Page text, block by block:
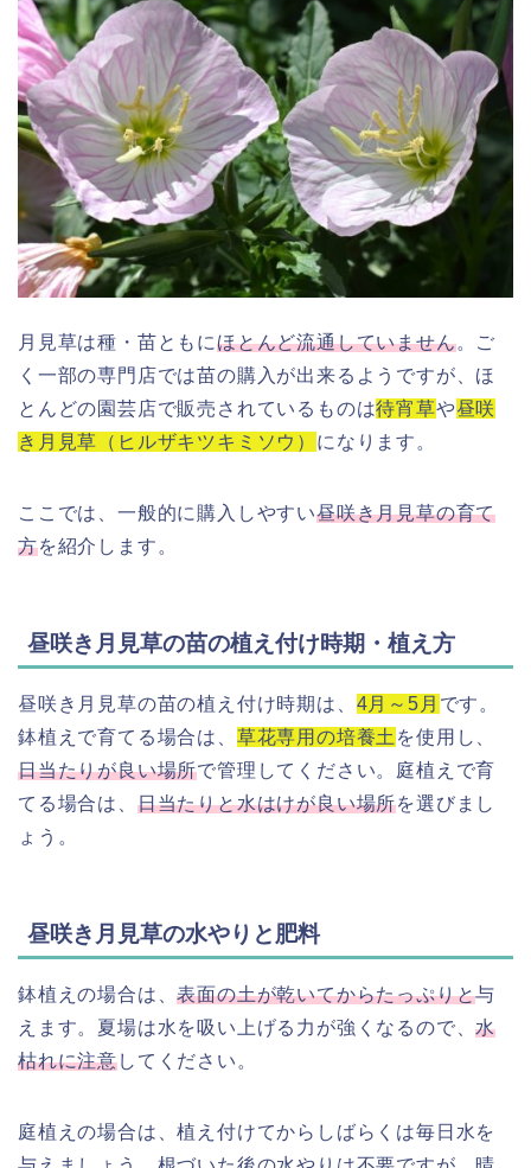
月見草は種・苗ともにほとんど流通していません。ご
く一部の専門店では苗の購入が出来るようですが、ほ
とんどの園芸店で販売されているものは待宵草や昼咲
き月見草（ヒルザキツキミソウ） になります。
ここでは、一般的に購入しやすい昼咲き月見草の育て
方を紹介します。
昼咲き月見草の苗の植え付け時期・植え方
昼咲き月見草の苗の植え付け時期は、 4月～5月 です。
鉢植えで育てる場合は、 草花専用の培養土 を使用し、
日当たりが良い場所で管理してください。庭植えで育
てる場合は、 日当たりと水はけが良い場所を選びまし
ょう。
昼咲き月見草の水やりと肥料
鉢植えの場合は、表面の土が乾いてからたっぷりと与
えます。夏場は水を吸い上げる力が強くなるので、水
枯れに注意してください。
庭植えの場合は、植え付けてからしばらくは毎日水を